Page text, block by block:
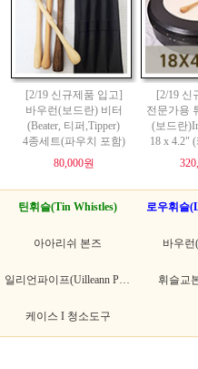
[2/19 신규제품 입고]
바우런(보드란) 비터
(Beater, 티퍼,Tipper)
4종세트(파우치 포함)
80,000원
[2/19 신
전문가용
(보드란
18 x 4.2"
틴휘슬(Tin Whistles) 로우휘슬
아아리쉬 본즈 바우런
휘슬교
케이스 I 청소도구